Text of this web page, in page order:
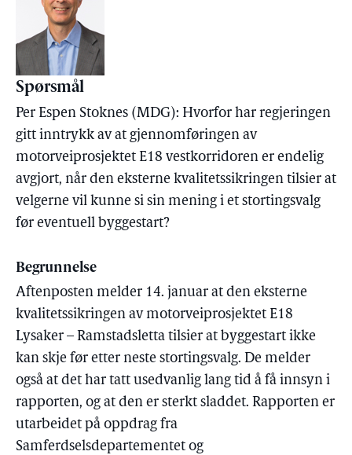
Spørsmål
Per Espen Stoknes (MDG): Hvorfor har regjeringen
gitt inntrykk av at gjennomføringen av
motorveiprosjektet E18 vestkorridoren er endelig
avgjort, når den eksterne kvalitetssikringen tilsier at
velgerne vil kunne si sin mening i et stortingsvalg
før eventuell byggestart?
Begrunnelse
Aftenposten melder 14. januar at den eksterne
kvalitetssikringen av motorveiprosjektet E18
Lysaker – Ramstadsletta tilsier at byggestart ikke
kan skje før etter neste stortingsvalg. De melder
også at det har tatt usedvanlig lang tid å få innsyn i
rapporten, og at den er sterkt sladdet. Rapporten er
utarbeidet på oppdrag fra
Samferdselsdepartementet og